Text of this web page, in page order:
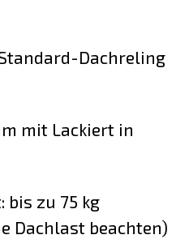
Dachreling
mit Lackiert in
bis zu 75 kg
Dachlast beachten)